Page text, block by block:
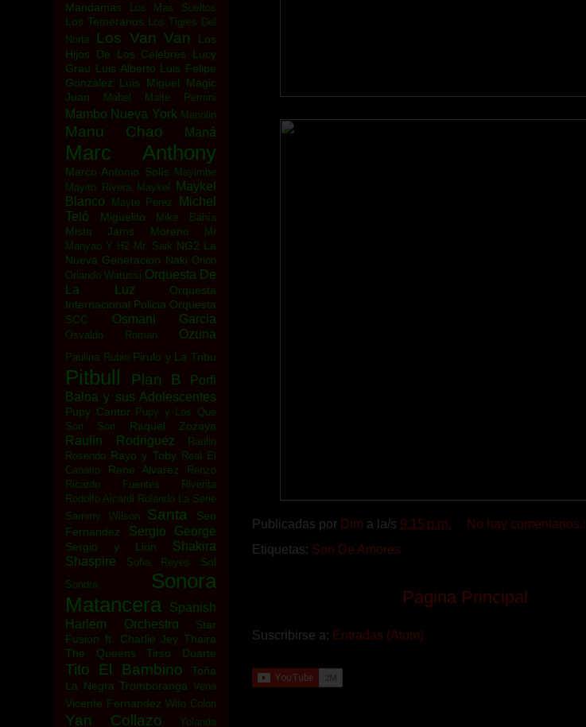
Publicadas por Dim a la/s 9:15 p.m.
No hay comentarios.:
Etiquetas: Son De Amores
Página Principal
Suscribirse a: Entradas (Atom)
Mandamas
Los Mas Sueltos
Los Temerarios Los Tigres Del
Norte
Los Van Van
Los
Hijos De Los Celebres
Lucy
Grau Luis Alberto Luis Felipe
Gonzalez
Luis Miguel
Magic
Juan
Mahel Maite Perroni
Mambo Nueva York Manolin
Manu Chao Maná
Marc Anthony
Marco Antonio Solís Mayimbe
Mayito Rivera Maykel
Maykel
Blanco
Mayte Perez
Michel
Teló
Miguelito Mike Bahía
Mista Jams Moreno
Mr
Manyao Y H2 Mr. Saik NG2 La
Nueva Generacion Naki Orion
Orlando Watussi Orquesta De
La Luz
Orquesta
Internacional Policia Orquesta
SCC
Osmani Garcia
Osvaldo Roman Ozuna
Paulina Rubio Pirulo y La Tribu
Pitbull Plan B
Porfi
Baloa y sus Adolescentes
Pupy Cantor Pupy y Los Que
Son Son
Raquel Zozaya
Raulin Rodriguez
Raulin
Rosendo Rayo y Toby Real El
Canario
Rene Alvarez
Renzo
Ricardo Fuentes
Riverita
Rodolfo Aicardi Rolando La Serie
Sammy Wilson
Santa
Seo
Fernandez
Sergio George
Sergio y Lion
Shakira
Shaspire
Sofia Reyes Sol
Sondra
Sonora
Matancera
Spanish
Harlem Orchestrα
Star
Fusion ft. Charlie Jey Thaira
The Queens
Tirso Duarte
Tito El Bambino
Toña
La Negra Tromboranga Vena
Vicente Fernández Wito Colon
Yan Collazo Yolanda